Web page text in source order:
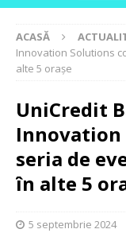
ACASĂ
Innovation Solutions
alte 5 orașe
UniCredit
seria de
în alte 5
5 septembrie 2024